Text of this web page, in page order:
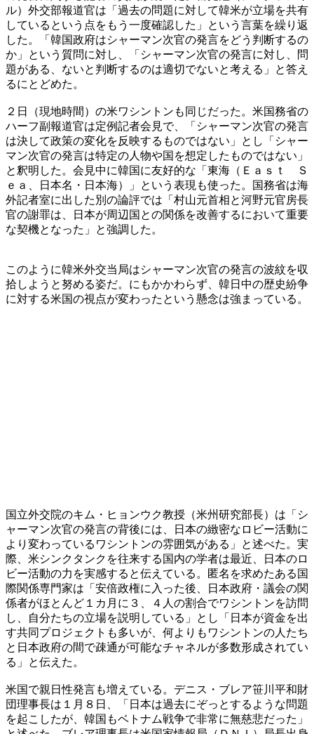
ル）外交部報道官は「過去の問題に対して韓米が立場を共有
しているという点をもう一度確認した」という言葉を繰り返
した。「韓国政府はシャーマン次官の発言をどう判断するの
か」という質問に対し、「シャーマン次官の発言に対し、問
題がある、ないと判断するのは適切でないと考える」と答え
るにとどめた。
２日（現地時間）の米ワシントンも同じだった。米国務省の
ハーフ副報道官は定例記者会見で、「シャーマン次官の発言
は決して政策の変化を反映するものではない」とし「シャー
マン次官の発言は特定の人物や国を想定したものではない」
と釈明した。会見中に韓国に友好的な「東海（Ｅａｓｔ Ｓ
ｅａ、日本名・日本海）」という表現も使った。国務省は海
外記者室に出した別の論評では「村山元首相と河野元官房長
官の謝罪は、日本が周辺国との関係を改善するにおいて重要
な契機となった」と強調した。
このように韓米外交当局はシャーマン次官の発言の波紋を収
拾しようと努める姿だ。にもかかわらず、韓日中の歴史紛争
に対する米国の視点が変わったという懸念は強まっている。
国立外交院のキム・ヒョンウク教授（米州研究部長）は「シ
ャーマン次官の発言の背後には、日本の緻密なロビー活動に
より変わっているワシントンの雰囲気がある」と述べた。実
際、米シンクタンクを往来する国内の学者は最近、日本のロ
ビー活動の力を実感すると伝えている。匿名を求めたある国
際関係専門家は「安倍政権に入った後、日本政府・議会の関
係者がほとんど１カ月に３、４人の割合でワシントンを訪問
し、自分たちの立場を説明している」とし「日本が資金を出
す共同プロジェクトも多いが、何よりもワシントンの人たち
と日本政府の間で疎通が可能なチャネルが多数形成されてい
る」と伝えた。
米国で親日性発言も増えている。デニス・ブレア笹川平和財
団理事長は１月８日、「日本は過去にぞっとするような問題
を起こしたが、韓国もベトナム戦争で非常に無慈悲だった」